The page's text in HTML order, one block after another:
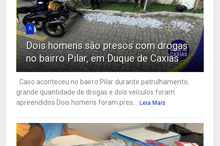
6
Dois homens são presos com drogas
no bairro Pilar, em Duque de Caxias
Caso aconteceu no bairro Pilar durante patrulhamento;
grande quantidade de drogas e dois veículos foram
apreendidos Dois homens foram pres... Leia Mais